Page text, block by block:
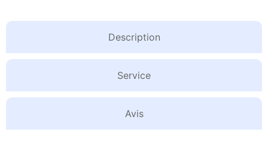
Description
Service
Avis